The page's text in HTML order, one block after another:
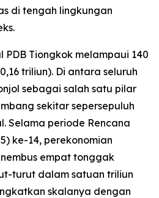
di tengah lingkungan
PDB Tiongkok melampaui 140
triliun). Di antara seluruh
sebagai salah satu pilar
sekitar sepersepuluh
Selama periode Rencana
ke-14, perekonomian
empat tonggak
turut dalam satuan triliun
skalanya dengan